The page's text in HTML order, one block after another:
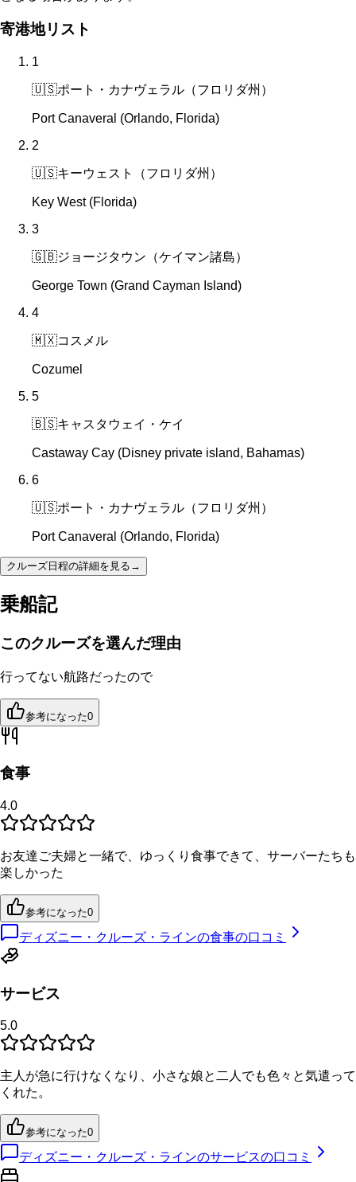
寄港地リスト
1
🇺🇸ポート・カナヴェラル（フロリダ州）
Port Canaveral (Orlando, Florida)
2
🇺🇸キーウェスト（フロリダ州）
Key West (Florida)
3
🇬🇧ジョージタウン（ケイマン諸島）
George Town (Grand Cayman Island)
4
🇲🇽コスメル
Cozumel
5
🇧🇸キャスタウェイ・ケイ
Castaway Cay (Disney private island, Bahamas)
6
🇺🇸ポート・カナヴェラル（フロリダ州）
Port Canaveral (Orlando, Florida)
クルーズ日程の詳細を見る →
乗船記
このクルーズを選んだ理由
行ってない航路だったので
参考になった0
食事
4.0
お友達ご夫婦と一緒で、ゆっくり食事できて、サーバーたちも
楽しかった
参考になった0
ディズニー・クルーズ・ラインの食事の口コミ
サービス
5.0
主人が急に行けなくなり、小さな娘と二人でも色々と気遣って
くれた。
参考になった0
ディズニー・クルーズ・ラインのサービスの口コミ